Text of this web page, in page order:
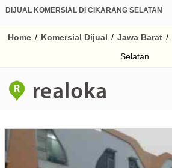
DIJUAL KOMERSIAL DI CIKARANG SELATAN
Home / Komersial Dijual / Jawa Barat /
Selatan